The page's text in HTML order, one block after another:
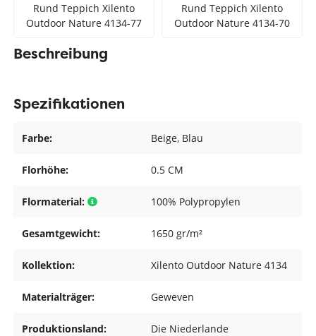
Rund Teppich Xilento
Outdoor Nature 4134-77
Rund Teppich Xilento
Outdoor Nature 4134-70
Beschreibung
Spezifikationen
Farbe: Beige, Blau
Florhöhe: 0.5 CM
Flormaterial: 100% Polypropylen
Gesamtgewicht: 1650 gr/m²
Kollektion: Xilento Outdoor Nature 4134
Materialträger: Geweven
Produktionsland: Die Niederlande